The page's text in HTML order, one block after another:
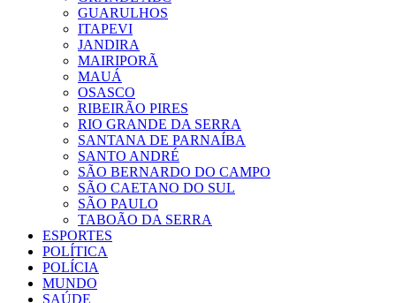
GUARULHOS
ITAPEVI
JANDIRA
MAIRIPORÃ
MAUÁ
OSASCO
RIBEIRÃO PIRES
RIO GRANDE DA SERRA
SANTANA DE PARNAÍBA
SANTO ANDRÉ
SÃO BERNARDO DO CAMPO
SÃO CAETANO DO SUL
SÃO PAULO
TABOÃO DA SERRA
ESPORTES
POLÍTICA
POLÍCIA
MUNDO
SAÚDE